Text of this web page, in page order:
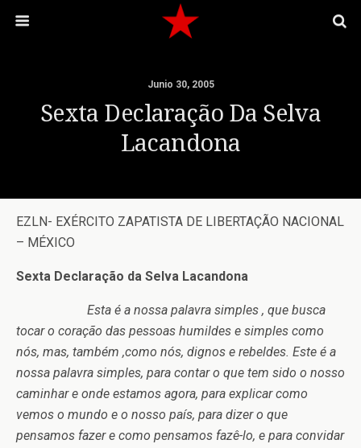
Junio 30, 2005
Sexta Declaração Da Selva
Lacandona
EZLN- EXÉRCITO ZAPATISTA DE LIBERTAÇÃO NACIONAL
– MÉXICO
Sexta Declaração da Selva Lacandona
Esta é a nossa palavra simples , que busca
tocar o coração das pessoas humildes e simples como
nós, mas, também ,como nós, dignos e rebeldes. Este é a
nossa palavra simples, para contar o que tem sido o nosso
caminhar e onde estamos agora, para explicar como
vemos o mundo e o nosso país, para dizer o que
pensamos fazer e como pensamos fazê-lo, e para convidar